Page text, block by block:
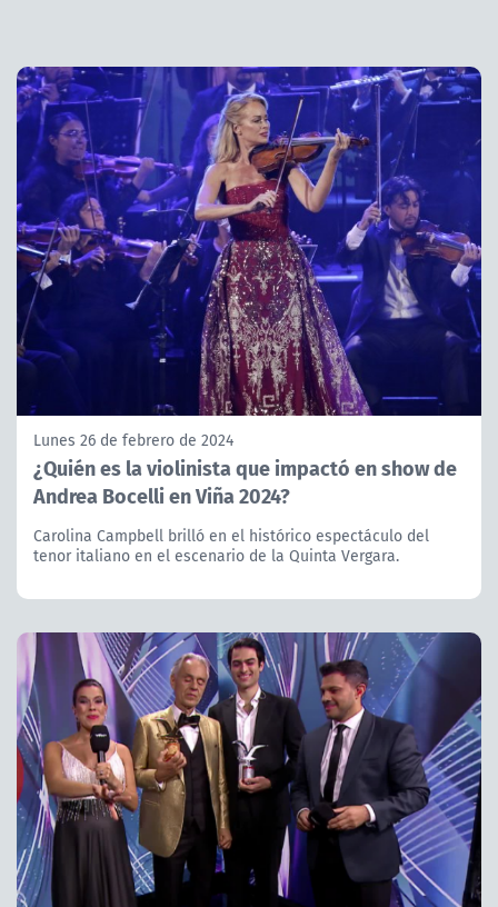
Lunes 26 de febrero de 2024
¿Quién es la violinista que impactó en show de
Andrea Bocelli en Viña 2024?
Carolina Campbell brilló en el histórico espectáculo del
tenor italiano en el escenario de la Quinta Vergara.